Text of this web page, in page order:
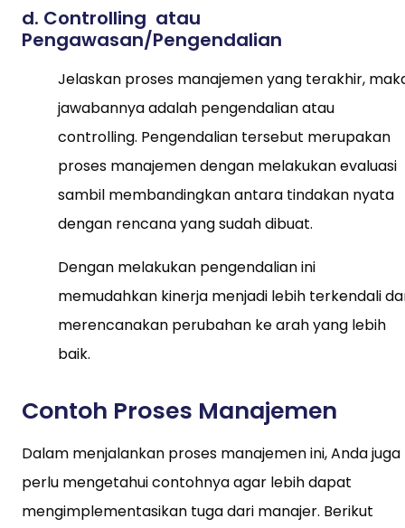
d. Controlling atau
Pengawasan/Pengendalian
Jelaskan proses manajemen yang terakhir,
jawabannya adalah pengendalian atau
controlling. Pengendalian tersebut merupakan
proses manajemen dengan melakukan evaluasi
sambil membandingkan antara tindakan nyata
dengan rencana yang sudah dibuat.
Dengan melakukan pengendalian ini
memudahkan kinerja menjadi lebih terkendali
merencanakan perubahan ke arah yang lebih
baik.
Contoh Proses Manajemen
Dalam menjalankan proses manajemen ini, Anda juga
perlu mengetahui contohnya agar lebih dapat
mengimplementasikan tuga dari manajer. Berikut